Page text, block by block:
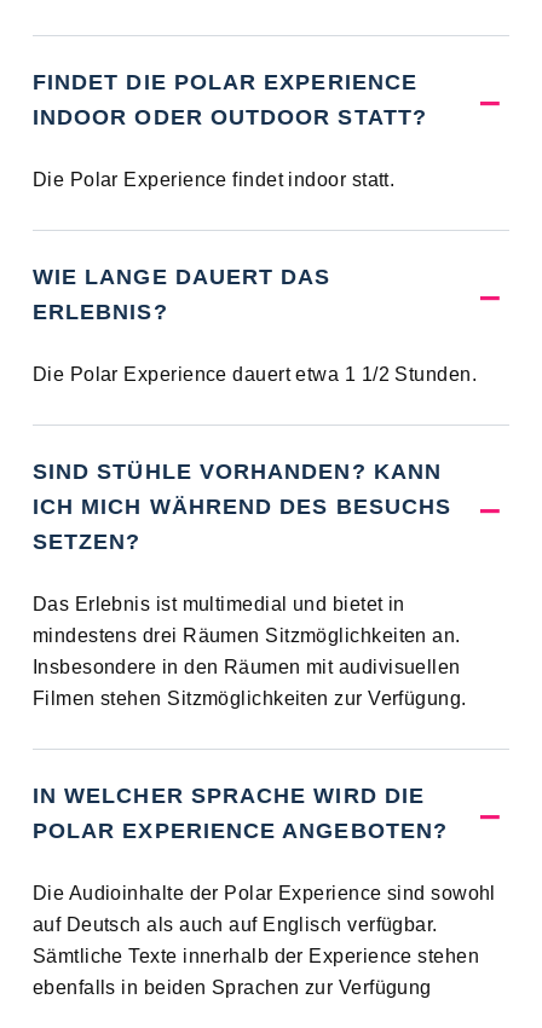
FINDET DIE POLAR EXPERIENCE
INDOOR ODER OUTDOOR STATT?
Die Polar Experience findet indoor statt.
WIE LANGE DAUERT DAS
ERLEBNIS?
Die Polar Experience dauert etwa 1 1/2 Stunden.
SIND STÜHLE VORHANDEN? KANN
ICH MICH WÄHREND DES BESUCHS
SETZEN?
Das Erlebnis ist multimedial und bietet in
mindestens drei Räumen Sitzmöglichkeiten an.
Insbesondere in den Räumen mit audivisuellen
Filmen stehen Sitzmöglichkeiten zur Verfügung.
IN WELCHER SPRACHE WIRD DIE
POLAR EXPERIENCE ANGEBOTEN?
Die Audioinhalte der Polar Experience sind sowohl
auf Deutsch als auch auf Englisch verfügbar.
Sämtliche Texte innerhalb der Experience stehen
ebenfalls in beiden Sprachen zur Verfügung